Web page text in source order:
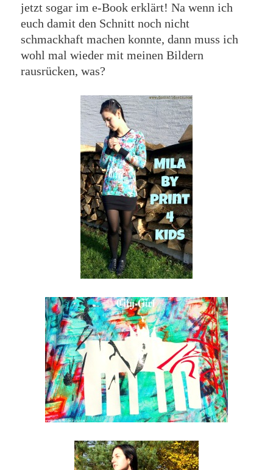
jetzt sogar im e-Book erklärt! Na wenn ich
euch damit den Schnitt noch nicht
schmackhaft machen konnte, dann muss ich
wohl mal wieder mit meinen Bildern
rausrücken, was?